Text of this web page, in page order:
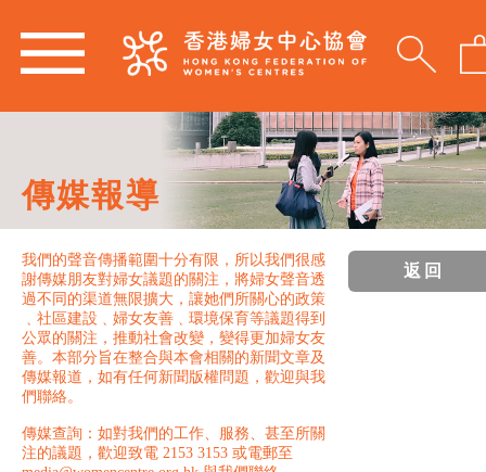
傳媒報導
我們的聲音傳播範圍十分有限，所以我們很感
謝傳媒朋友對婦女議題的關注，將婦女聲音透
過不同的渠道無限擴大，讓她們所關心的政策
﹑社區建設﹑婦女友善﹑環境保育等議題得到
公眾的關注，推動社會改變，變得更加婦女友
善。本部分旨在整合與本會相關的新聞文章及
傳媒報道，如有任何新聞版權問題，歡迎與我
們聯絡。
傳媒查詢：如對我們的工作、服務、甚至所關
注的議題，歡迎致電 2153 3153 或電郵至
返回